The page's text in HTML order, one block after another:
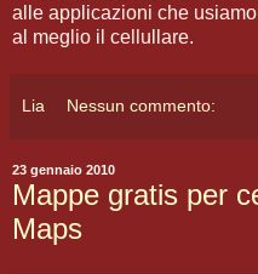
alle applicazioni che
al meglio il cellullare.
Lia Nessun commento:
23 gennaio 2010
Mappe gratis per
Maps